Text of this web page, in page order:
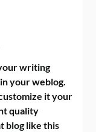
writing
your weblog.
it your
quality
blog like this